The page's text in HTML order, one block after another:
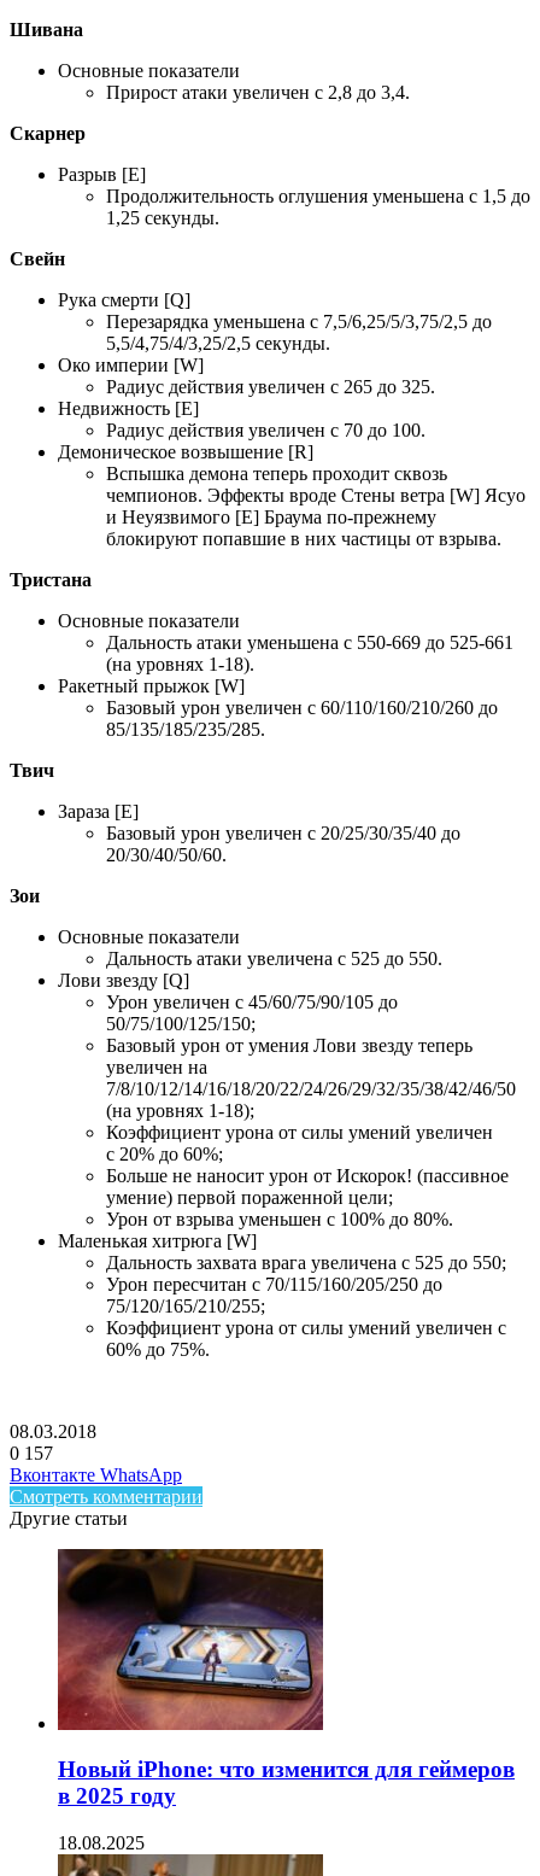
Шивана
Основные показатели
Прирост атаки увеличен с 2,8 до 3,4.
Скарнер
Разрыв [E]
Продолжительность оглушения уменьшена с 1,5 до
1,25 секунды.
Свейн
Рука смерти [Q]
Перезарядка уменьшена с 7,5/6,25/5/3,75/2,5 до
5,5/4,75/4/3,25/2,5 секунды.
Око империи [W]
Радиус действия увеличен с 265 до 325.
Недвижность [E]
Радиус действия увеличен с 70 до 100.
Демоническое возвышение [R]
Вспышка демона теперь проходит сквозь
чемпионов. Эффекты вроде Стены ветра [W] Ясуо
и Неуязвимого [E] Браума по-прежнему
блокируют попавшие в них частицы от взрыва.
Тристана
Основные показатели
Дальность атаки уменьшена с 550-669 до 525-661
(на уровнях 1-18).
Ракетный прыжок [W]
Базовый урон увеличен с 60/110/160/210/260 до
85/135/185/235/285.
Твич
Зараза [E]
Базовый урон увеличен с 20/25/30/35/40 до
20/30/40/50/60.
Зои
Основные показатели
Дальность атаки увеличена с 525 до 550.
Лови звезду [Q]
Урон увеличен с 45/60/75/90/105 до
50/75/100/125/150;
Базовый урон от умения Лови звезду теперь
увеличен на
7/8/10/12/14/16/18/20/22/24/26/29/32/35/38/42/46/50
(на уровнях 1-18);
Коэффициент урона от силы умений увеличен
с 20% до 60%;
Больше не наносит урон от Искорок! (пассивное
умение) первой пораженной цели;
Урон от взрыва уменьшен с 100% до 80%.
Маленькая хитрюга [W]
Дальность захвата врага увеличена с 525 до 550;
Урон пересчитан с 70/115/160/205/250 до
75/120/165/210/255;
Коэффициент урона от силы умений увеличен с
60% до 75%.
08.03.2018
0 157
Facebook
Twitter
LinkedIn
Вконтакте WhatsAppTelegram
Смотреть комментарии
Другие статьи
Новый iPhone: что изменится для геймеров
в 2025 году
18.08.2025